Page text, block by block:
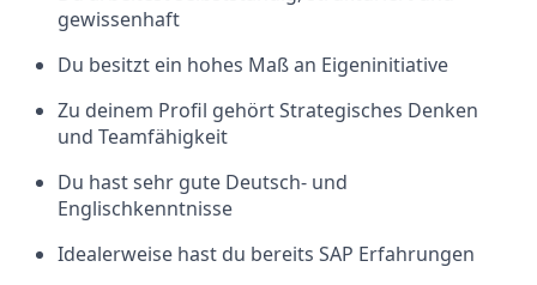
gewissenhaft
Du besitzt ein hohes Maß an Eigeninitiative
Zu deinem Profil gehört Strategisches Denken
und Teamfähigkeit
Du hast sehr gute Deutsch- und
Englischkenntnisse
Idealerweise hast du bereits SAP Erfahrungen